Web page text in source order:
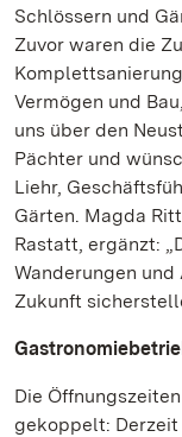
Schlössern und
Zuvor waren die
Vermögen und
uns über den
Pächter und
Liehr,
Gärten. Magda
Rastatt, ergänzt:
Wanderungen
Zukunft
Die
gekoppelt: